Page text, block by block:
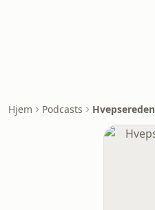
Hjem Podcasts Hvepsereden